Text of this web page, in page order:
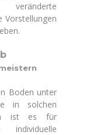
veränderte
Vorstellungen
Boden unter
in solchen
ist es für
individuelle